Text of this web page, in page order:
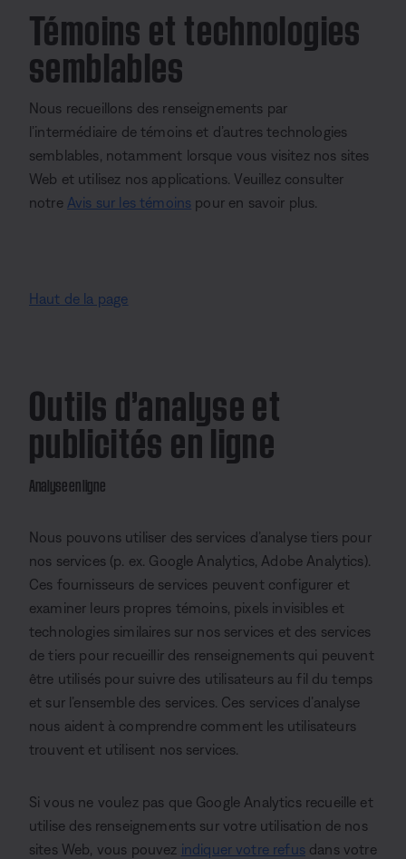
Témoins et technologies
semblables
Nous recueillons des renseignements par
l’intermédiaire de témoins et d’autres technologies
semblables, notamment lorsque vous visitez nos sites
Web et utilisez nos applications. Veuillez consulter
notre Avis sur les témoins pour en savoir plus.
Haut de la page
Outils d’analyse et
publicités en ligne
Analyse en ligne
Nous pouvons utiliser des services d’analyse tiers pour
nos services (p. ex. Google Analytics, Adobe Analytics).
Ces fournisseurs de services peuvent configurer et
examiner leurs propres témoins, pixels invisibles et
technologies similaires sur nos services et des services
de tiers pour recueillir des renseignements qui peuvent
être utilisés pour suivre des utilisateurs au fil du temps
et sur l’ensemble des services. Ces services d’analyse
nous aident à comprendre comment les utilisateurs
trouvent et utilisent nos services.
Si vous ne voulez pas que Google Analytics recueille et
utilise des renseignements sur votre utilisation de nos
sites Web, vous pouvez indiquer votre refus dans votre